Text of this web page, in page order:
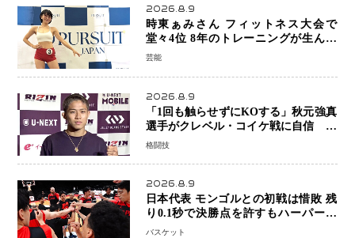
2026.8.9
時東ぁみさん フィットネス大会で
堂々4位 8年のトレーニングが生んだ
健康美「4位になってホッとしていま
芸能
2026.8.9
「1回も触らせずにKOする」秋元強真
選手がクレベル・コイケ戦に自信 青
木真也と2カ月の寝技対策「引き込ま
格闘技
2026.8.9
日本代表 モンゴルとの初戦は惜敗 残
り0.1秒で決勝点を許すもハーパージ
ュニア15得点 カーク18得点と存在感
バスケット